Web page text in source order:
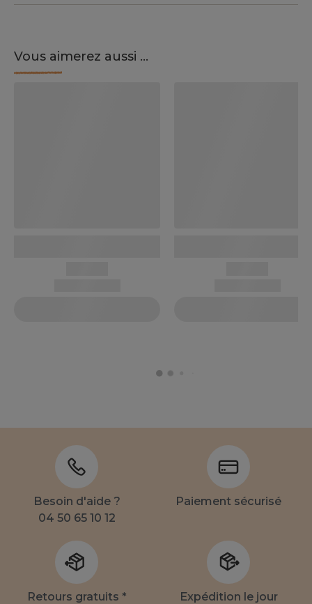
Vous aimerez aussi ...
Besoin d'aide ?
04 50 65 10 12
Paiement sécurisé
Retours gratuits *
Expédition le jour